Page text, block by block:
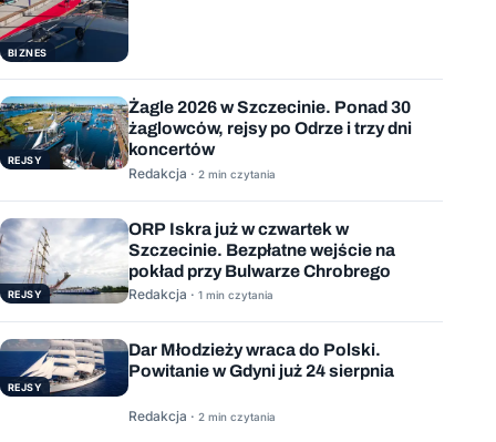
BIZNES
REJSY
Żagle 2026 w Szczecinie. Ponad 30
żaglowców, rejsy po Odrze i trzy dni
koncertów
Redakcja · 2 min czytania
REJSY
ORP Iskra już w czwartek w
Szczecinie. Bezpłatne wejście na
pokład przy Bulwarze Chrobrego
Redakcja · 1 min czytania
REJSY
Dar Młodzieży wraca do Polski.
Powitanie w Gdyni już 24 sierpnia
Redakcja · 2 min czytania